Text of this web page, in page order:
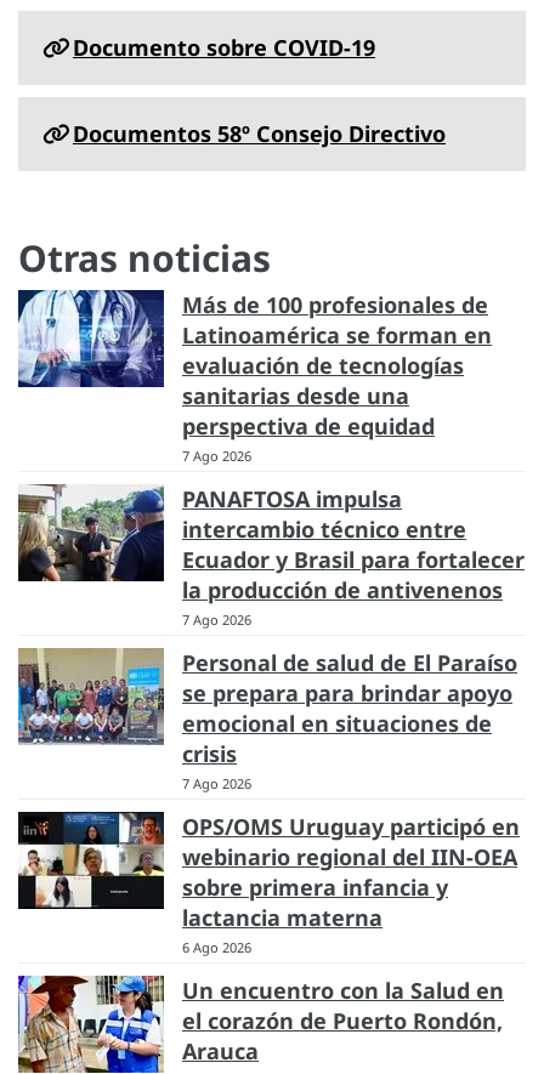
Documento sobre COVID-19
Documentos 58º Consejo Directivo
Otras noticias
Más de 100 profesionales de
Latinoamérica se forman en
evaluación de tecnologías
sanitarias desde una
perspectiva de equidad
7 Ago 2026
PANAFTOSA impulsa
intercambio técnico entre
Ecuador y Brasil para fortalecer
la producción de antivenenos
7 Ago 2026
Personal de salud de El Paraíso
se prepara para brindar apoyo
emocional en situaciones de
crisis
7 Ago 2026
OPS/OMS Uruguay participó en
webinario regional del IIN-OEA
sobre primera infancia y
lactancia materna
6 Ago 2026
Un encuentro con la Salud en
el corazón de Puerto Rondón,
Arauca